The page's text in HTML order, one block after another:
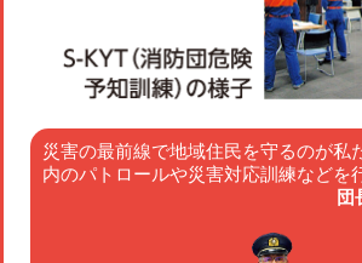
災害の最前線で地域住民を守るのが私
内のパトロールや災害対応訓練などを
団